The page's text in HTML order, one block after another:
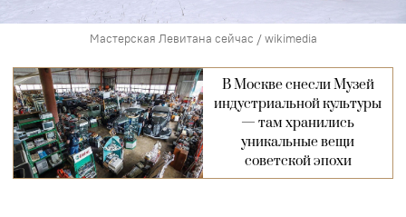
Мастерская Левитана сейчас / wikimedia
В Москве снесли Музей
индустриальной культуры
— там хранились
уникальные вещи
советской эпохи